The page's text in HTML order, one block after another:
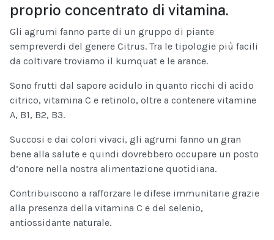
proprio concentrato di vitamina.
Gli agrumi fanno parte di un gruppo di piante
sempreverdi del genere Citrus. Tra le tipologie più facili
da coltivare troviamo il kumquat e le arance.
Sono frutti dal sapore acidulo in quanto ricchi di acido
citrico, vitamina C e retinolo, oltre a contenere vitamine
A, B1, B2, B3.
Succosi e dai colori vivaci, gli agrumi fanno un gran
bene alla salute e quindi dovrebbero occupare un posto
d’onore nella nostra alimentazione quotidiana.
Contribuiscono a rafforzare le difese immunitarie grazie
alla presenza della vitamina C e del selenio,
antiossidante naturale.